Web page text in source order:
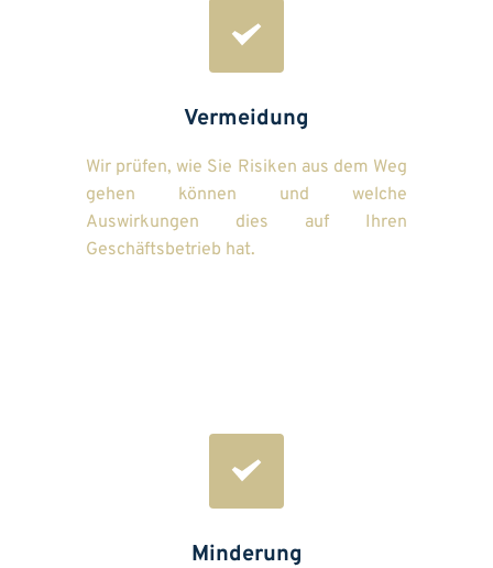
Vermeidung
Wir prüfen, wie Sie Risiken aus dem Weg
gehen können und welche
Auswirkungen dies auf Ihren
Geschäftsbetrieb hat.
Minderung